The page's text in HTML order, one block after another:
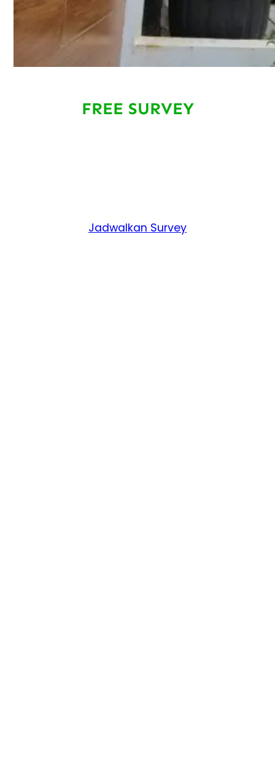
FREE SURVEY
Jadwalkan Survey